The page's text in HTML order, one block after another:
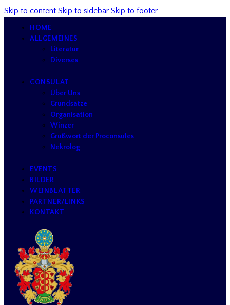
Skip to content Skip to sidebar Skip to footer
HOME
ALLGEMEINES
Literatur
Diverses
CONSULAT
Über Uns
Grundsätze
Organisation
Winzer
Grußwort der Proconsules
Nekrolog
EVENTS
BILDER
WEINBLÄTTER
PARTNER/LINKS
KONTAKT